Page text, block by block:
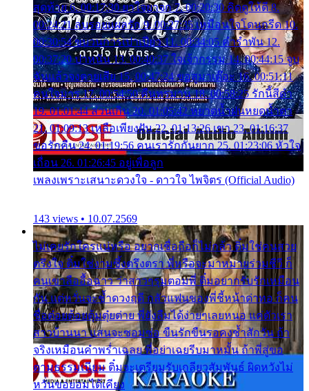
สุดท้าย 6. 00:17:30 ยาใจยาจก 7. 00:20:30 คิดดูให้ดี 8.
00:24:21 ลบรอยแผลรัก 9. 00:27:35 เหมือนใจโดนกรีด 10.
00:30:54 ขบวนการเปาเปียว 11. 00:34:05 คำรำพัน 12.
00:37:20 ปาหนัน 13. 00:40:37 ใจเจ้ากรรม 14. 00:44:15 จูบ
ฉันแล้วจงตายเสีย 15. 00:47:24 ขอสูมาเต๊อะ 16. 00:51:11
คนใจมาร 17. 00:54:50 คืนทรมาน 18. 00:58:25 รักนี้สีดำ
19. 01:01:44 ส่วนเกิน 20. 01:05:42 หยาดน้ำฝนหยดน้ำตา
21. 01:09:13 เหลือเพียงฝัน 22. 01:13:26 เขา 23. 01:16:37
ขอรักคืน 24. 01:19:56 คนเรารักกันยาก 25. 01:23:06 หัวใจ
เถื่อน 26. 01:26:45 อยู่เพื่อลูก
เพลงเพราะเสนาะดวงใจ - ดาวใจ ไพจิตร (Official Audio)
143 views • 10.07.2569
ไม่เคยรักใครแน่หรือ อยากเชื่อถือก็ไม่กล้า ติ๋มใช่คนสวย
ตรึงใจ ติ๋มใช่งามซึ้งตรึงตรา พี่หรือจะมาหมายร่วมชีวี ก็
คนเขาลืออื้อฉาว ว่าสาวๆรุมตอมพี่ ติ๋มอยากรับรักเหมือน
กัน แต่หวั่นจะช้ำดวงฤดี กลัวแฟนของพี่ชี้หน้าด่าทอ ก็คน
ชื่อต๋อยต้อยตุ้มตุ๋ยต่าย พี่ยังลืมได้ง่ายๆเลยหนอ แค่ตัวเรา
สาวบ้านนา แสนจะซอมซ่อ ขืนรักขืนรอคงช้ำสักวัน ถ้า
จริงเหมือนคำพร่ำเฉลย พี่อย่าเฉยรีบมาหมั้น ถ้าพี่สู่ขอ
ตามธรรมเนียม ติ๋มจะเตรียมรับเกลียวสัมพันธ์ ผิดหวังไม่
หวั่นขอยอมได้เคียง